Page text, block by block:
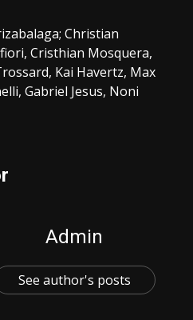
Christian
Cristhian Mosquera,
Kai Havertz, Max
Gabriel Jesus, Noni
Admin
See author's posts